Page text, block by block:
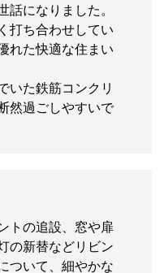
話になりました。
打ち合わせしてい
れた快適な住まい
いた鉄筋コンクリ
然過ごしやすいで
トの追設、窓や扉
の新替などリビン
ついて、細やかな